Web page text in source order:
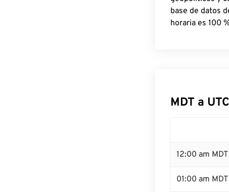
base de datos
horaria es 100
MDT a
12:00 am
01:00 am MDT